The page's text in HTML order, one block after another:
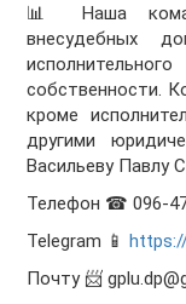
📊 Наша
внесудебных
собственности.
кроме
другими
Васильеву Павлу
Телефон ☎ 096-
Telegram 📱
Почту 📨